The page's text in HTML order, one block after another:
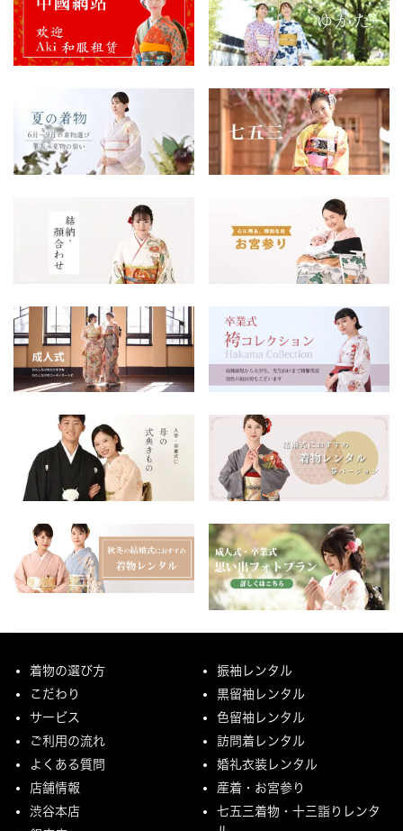
着物の選び方
こだわり
サービス
ご利用の流れ
よくある質問
店舗情報
渋谷本店
振袖レンタル
黒留袖レンタル
色留袖レンタル
訪問着レンタル
婚礼衣装レンタル
産着・お宮参り
七五三着物・十三詣りレンタ